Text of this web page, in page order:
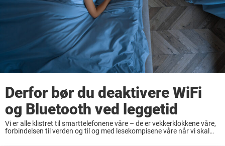
Derfor bør du deaktivere WiFi
og Bluetooth ved leggetid
Vi er alle klistret til smarttelefonene våre – de er vekkerklokkene våre,
forbindelsen til verden og til og med lesekompisene våre når vi skal